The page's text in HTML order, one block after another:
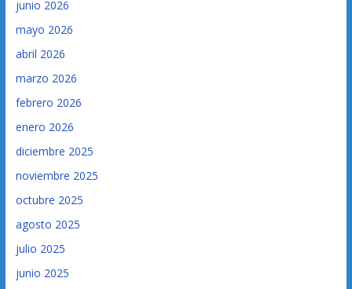
junio 2026
mayo 2026
abril 2026
marzo 2026
febrero 2026
enero 2026
diciembre 2025
noviembre 2025
octubre 2025
agosto 2025
julio 2025
junio 2025